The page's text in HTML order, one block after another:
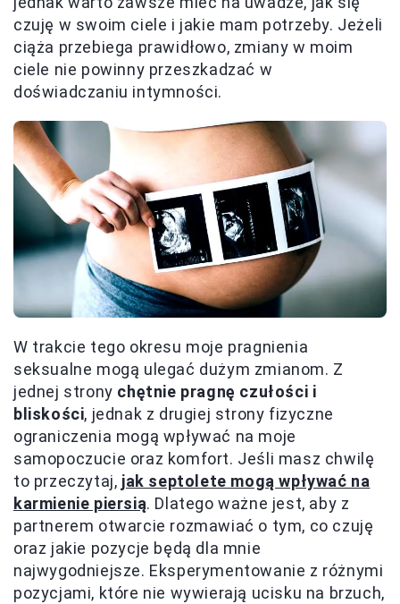
czuję w swoim ciele i jakie mam potrzeby. Jeżeli
ciąża przebiega prawidłowo, zmiany w moim
ciele nie powinny przeszkadzać w
doświadczaniu intymności.
W trakcie tego okresu moje pragnienia
seksualne mogą ulegać dużym zmianom. Z
jednej strony chętnie pragnę czułości i
bliskości, jednak z drugiej strony fizyczne
ograniczenia mogą wpływać na moje
samopoczucie oraz komfort. Jeśli masz chwilę
to przeczytaj, jak septolete mogą wpływać na
karmienie piersią. Dlatego ważne jest, aby z
partnerem otwarcie rozmawiać o tym, co czuję
oraz jakie pozycje będą dla mnie
najwygodniejsze. Eksperymentowanie z różnymi
pozycjami, które nie wywierają ucisku na brzuch,